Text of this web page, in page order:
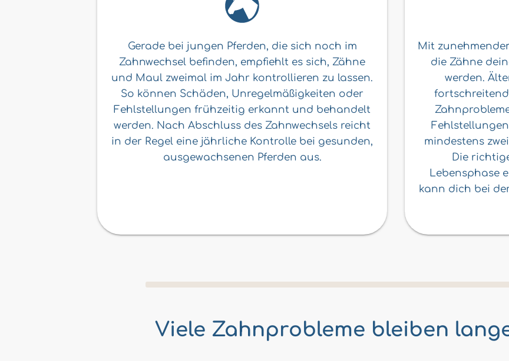
Gerade bei jungen Pferden, die sich noch im
Zahnwechsel befinden, empfiehlt es sich, Zähne
und Maul zweimal im Jahr kontrollieren zu lassen.
So können Schäden, Unregelmäßigkeiten oder
Fehlstellungen frühzeitig erkannt und behandelt
werden. Nach Abschluss des Zahnwechsels reicht
in der Regel eine jährliche Kontrolle bei gesunden,
ausgewachsenen Pferden aus.
Mit
die Zähne
werden.
mindestens
Die
Lebensphase
kann dich bei
Viele Zahnprobleme bleiben